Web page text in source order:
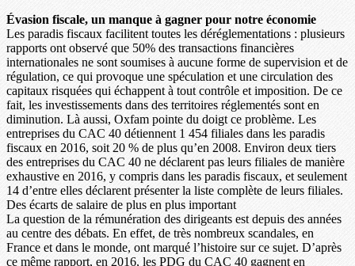
Évasion fiscale, un manque à gagner pour notre économie
Les paradis fiscaux facilitent toutes les déréglementations : plusieurs
rapports ont observé que 50% des transactions financières
internationales ne sont soumises à aucune forme de supervision et de
régulation, ce qui provoque une spéculation et une circulation des
capitaux risquées qui échappent à tout contrôle et imposition. De ce
fait, les investissements dans des territoires réglementés sont en
diminution. Là aussi, Oxfam pointe du doigt ce problème. Les
entreprises du CAC 40 détiennent 1 454 filiales dans les paradis
fiscaux en 2016, soit 20 % de plus qu’en 2008. Environ deux tiers
des entreprises du CAC 40 ne déclarent pas leurs filiales de manière
exhaustive en 2016, y compris dans les paradis fiscaux, et seulement
14 d’entre elles déclarent présenter la liste complète de leurs filiales.
Des écarts de salaire de plus en plus important
La question de la rémunération des dirigeants est depuis des années
au centre des débats. En effet, de très nombreux scandales, en
France et dans le monde, ont marqué l’histoire sur ce sujet. D’après
ce même rapport, en 2016, les PDG du CAC 40 gagnent en